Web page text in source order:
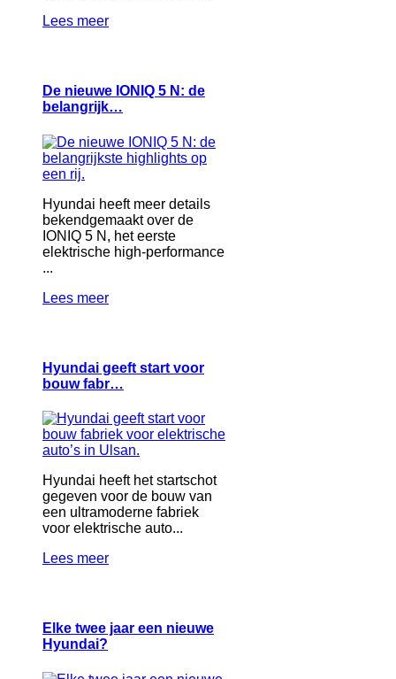
Lees meer
De nieuwe IONIQ 5 N: de
belangrijk…
Hyundai heeft meer details
bekendgemaakt over de
IONIQ 5 N, het eerste
elektrische high-performance
...
Lees meer
Hyundai geeft start voor
bouw fabr…
Hyundai heeft het startschot
gegeven voor de bouw van
een ultramoderne fabriek
voor elektrische auto...
Lees meer
Elke twee jaar een nieuwe
Hyundai?